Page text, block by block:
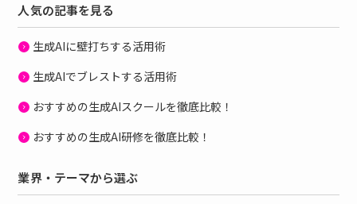
人気の記事を見る
生成AIに壁打ちする活用術
生成AIでブレストする活用術
おすすめの生成AIスクールを徹底比較！
おすすめの生成AI研修を徹底比較！
業界・テーマから選ぶ